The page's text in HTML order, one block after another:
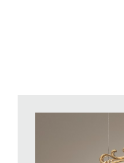
dell’addomesticamento e
Mi occupo delle forme di
sotterranee, quelle che non